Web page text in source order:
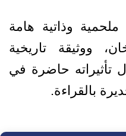
وذاتية هامة
ووثيقة تاريخية
تأثيراته حاضرة في
بالقراءة.